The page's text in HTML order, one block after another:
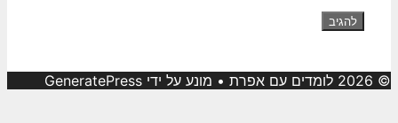
© 2026 לומדים עם אפרת • מונע על ידיGeneratePress